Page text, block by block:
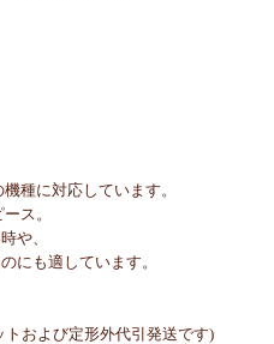
種に対応しています。
ス。
や、
にも適しています。
および定形外代引発送です)